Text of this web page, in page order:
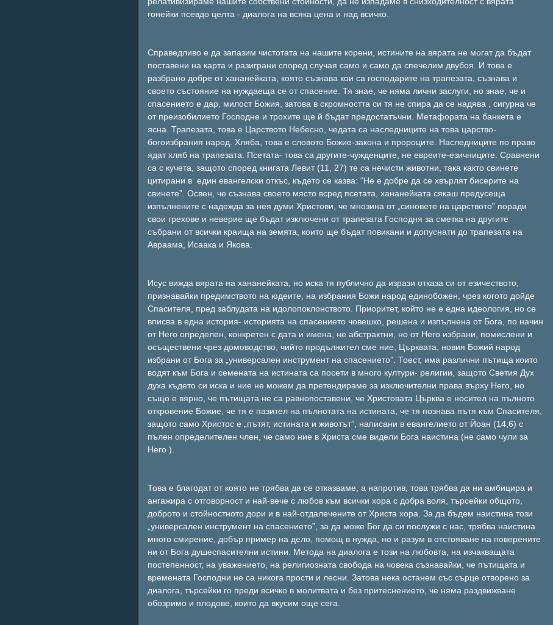
гонейки псевдо целта - диалога на всяка цена и над всичко.
Справедливо е да запазим чистотата на нашите корени, истините на вярата не могат да бъдат
поставени на карта и разиграни според случая само и само да спечелим двубоя. И това е
разбрано добре от хананейката, която съзнава кои са господарите на трапезата, съзнава и
своето състояние на нуждаеща се от спасение. Тя знае, че няма лични заслуги, но знае, че и
спасението е дар, милост Божия, затова в скромността си тя не спира да се надява , сигурна че
от преизобилието Господне и трохите ще й бъдат предостатъчни. Метафората на банкета е
ясна. Трапезата, това е Царството Небесно, чедата са наследниците на това царство-
богоизбрания народ. Хляба, това е словото Божие-закона и пророците. Наследниците по право
ядат хляб на трапезата. Псетата- това са другите-чужденците, не евреите-езичниците. Сравнени
са с кучета, защото според книгата Левит (11, 27) те са нечисти животни, така както свинете
цитирани в един евангелски откъс, където се казва: “Не е добре да се хвърлят бисерите на
свинете”. Освен, че съзнава своето място всред псетата, хананейката сякаш предусеща
изпълнените с надежда за нея думи Христови, че мнозина от „синовете на царството” поради
свои грехове и неверие ще бъдат изключени от трапезата Господня за сметка на другите
събрани от всички краища на земята, които ще бъдат повикани и допуснати до трапезата на
Авраама, Исаака и Якова.
Исус вижда вярата на хананейката, но иска тя публично да изрази отказа си от езичеството,
признавайки предимството на юдеите, на избрания Божи народ единобожен, чрез когото дойде
Спасителя, пред заблудата на идолопоклонството. Приоритет, който не е една идеология, но се
вписва в една история- историята на спасението човешко, решена и изпълнена от Бога, по начин
от Него определен, конкретен с дата и имена, не абстрактни, но от Него избрани, помислени и
осъществени чрез домоводство, чийто продължител сме ние, Църквата, новия Божий народ
избрани от Бога за „универсален инструмент на спасението”. Тоест, има различни пътища които
водят към Бога и семената на истината са посети в много култури- религии, защото Светия Дух
духа където си иска и ние не можем да претендираме за изключителни права върху Него, но
също е вярно, че пътищата не са равнопоставени, че Христовата Църква е носител на пълното
откровение Божие, че тя е пазител на пълнотата на истината, че тя познава пътя към Спасителя,
защото само Христос е „пътят, истината и животът”, написани в евангелието от Йоан (14,6) с
пълен определителен член, че само ние в Христа сме видели Бога наистина (не само чули за
Него ).
Това е благодат от която не трябва да се отказваме, а напротив, това трябва да ни амбицира и
ангажира с отговорност и най-вече с любов към всички хора с добра воля, търсейки общото,
доброто и стойностното дори и в най-отдалечените от Христа хора. За да бъдем наистина този
„универсален инструмент на спасението”, за да може Бог да си послужи с нас, трябва наистина
много смирение, добър пример на дело, помощ в нужда, но и разум в отстояване на поверените
ни от Бога душеспасителни истини. Метода на диалога е този на любовта, на изчакващата
постепенност, на уважението, на религиозната свобода на човека съзнавайки, че пътищата и
времената Господни не са никога прости и лесни. Затова нека останем със сърце отворено за
диалога, търсейки го преди всичко в молитвата и без притеснението, че няма раздвижване
обозримо и плодове, които да вкусим още сега.